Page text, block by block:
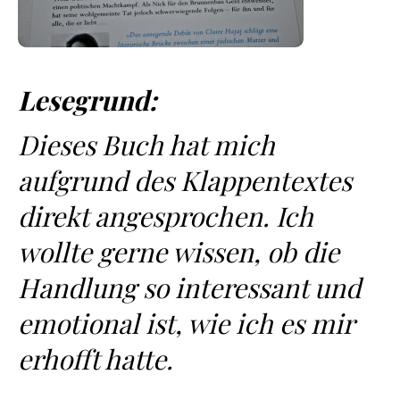
Lesegrund:
Dieses Buch hat mich
aufgrund des Klappentextes
direkt angesprochen. Ich
wollte gerne wissen, ob die
Handlung so interessant und
emotional ist, wie ich es mir
erhofft hatte.